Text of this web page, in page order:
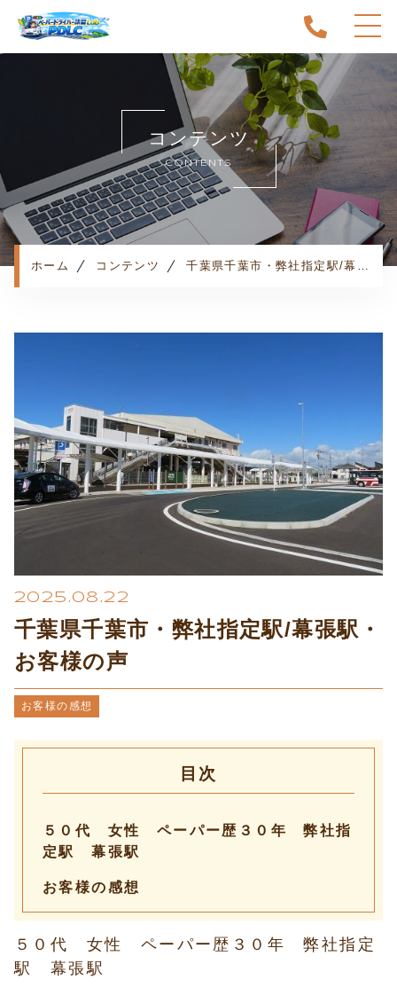
ホーム
当スクールについて
キャンペーン
料金表・コース
出張エリア
予約状況
コンテンツ
CONTENTS
ホーム コンテンツ 千葉県千葉市・弊社指定駅/幕張駅・お客様の声
2025.08.22
千葉県千葉市・弊社指定駅/幕張駅・
お客様の声
お客様の感想
目次
５０代 女性 ペーパー歴３０年 弊社指
定駅 幕張駅
お客様の感想
５０代 女性 ペーパー歴３０年 弊社指定
駅 幕張駅